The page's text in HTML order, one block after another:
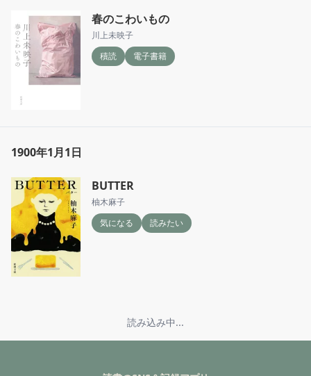
春のこわいもの
川上未映子
積読
電子書籍
1900年1月1日
BUTTER
柚木麻子
気になる
読みたい
読み込み中...